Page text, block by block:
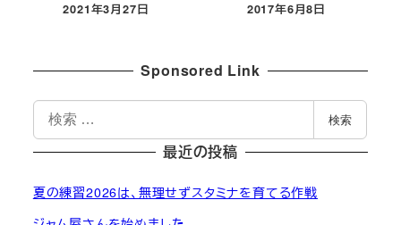
投稿日
2021年3月27日
投稿日
2017年6月8日
Sponsored Link
索
検索
最近の投稿
夏の練習2026は、無理せずスタミナを育てる作戦